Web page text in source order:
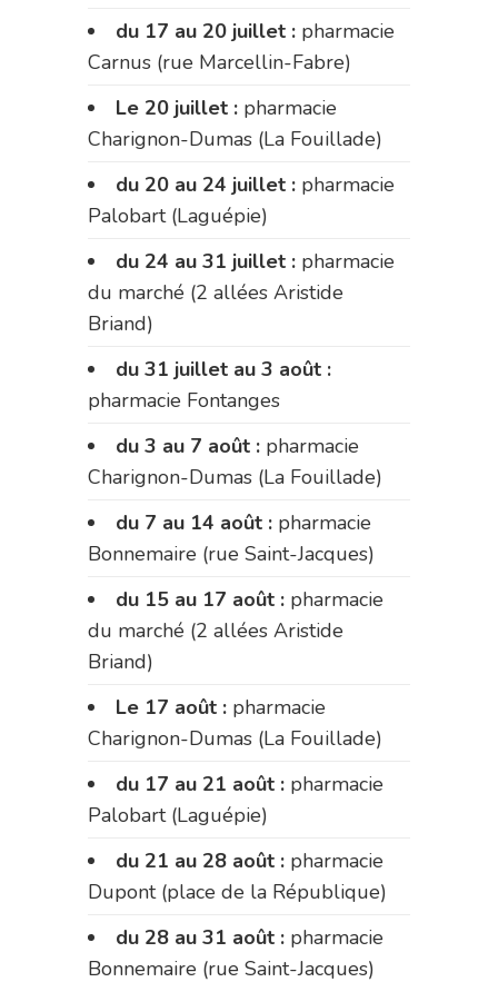
du 17 au 20 juillet : pharmacie
Carnus (rue Marcellin-Fabre)
Le 20 juillet : pharmacie
Charignon-Dumas (La Fouillade)
du 20 au 24 juillet : pharmacie
Palobart (Laguépie)
du 24 au 31 juillet : pharmacie
du marché (2 allées Aristide
Briand)
du 31 juillet au 3 août :
pharmacie Fontanges
du 3 au 7 août : pharmacie
Charignon-Dumas (La Fouillade)
du 7 au 14 août : pharmacie
Bonnemaire (rue Saint-Jacques)
du 15 au 17 août : pharmacie
du marché (2 allées Aristide
Briand)
Le 17 août : pharmacie
Charignon-Dumas (La Fouillade)
du 17 au 21 août : pharmacie
Palobart (Laguépie)
du 21 au 28 août : pharmacie
Dupont (place de la République)
du 28 au 31 août : pharmacie
Bonnemaire (rue Saint-Jacques)